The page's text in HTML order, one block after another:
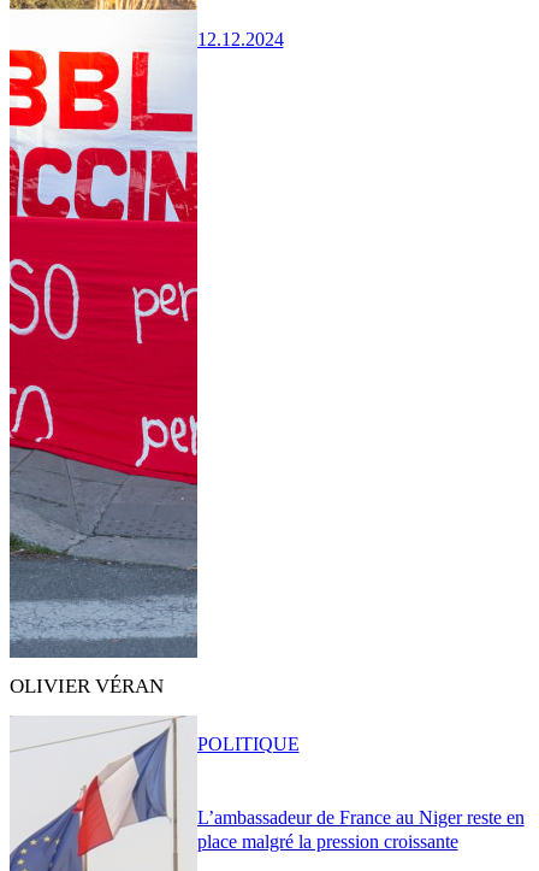
12.12.2024
OLIVIER VÉRAN
L’ambassadeur de France au Niger reste en
place malgré la pression croissante
POLITIQUE